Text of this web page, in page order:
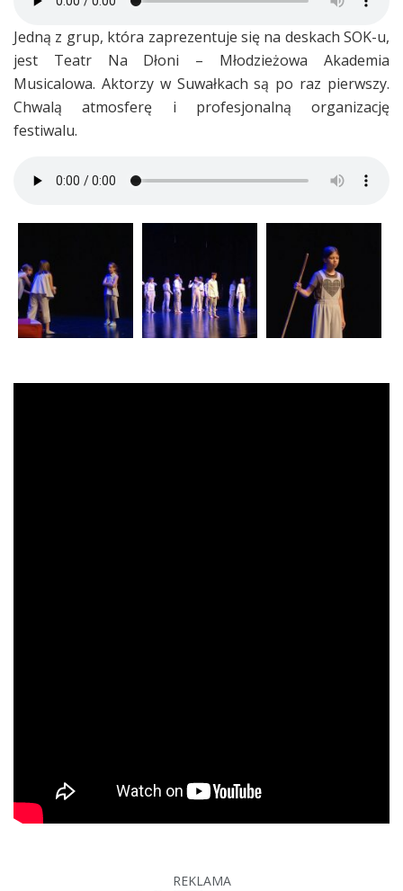
Jedną z grup, która zaprezentuje się na deskach SOK-u,
jest Teatr Na Dłoni – Młodzieżowa Akademia
Musicalowa. Aktorzy w Suwałkach są po raz pierwszy.
Chwalą atmosferę i profesjonalną organizację
festiwalu.
REKLAMA